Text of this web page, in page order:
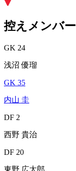
控えメンバー
GK 24
浅沼 優瑠
GK 35
内山 圭
DF 2
西野 貴治
DF 20
東野 広太郎